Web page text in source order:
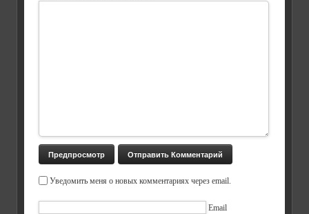
Уведомить меня о новых комментариях через email.
Email